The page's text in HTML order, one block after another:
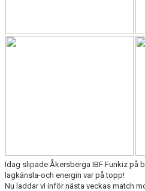
Idag slipade Åkersberga IBF Funkiz på
lagkänsla-och energin var på topp!
Nu laddar vi inför nästa veckas match